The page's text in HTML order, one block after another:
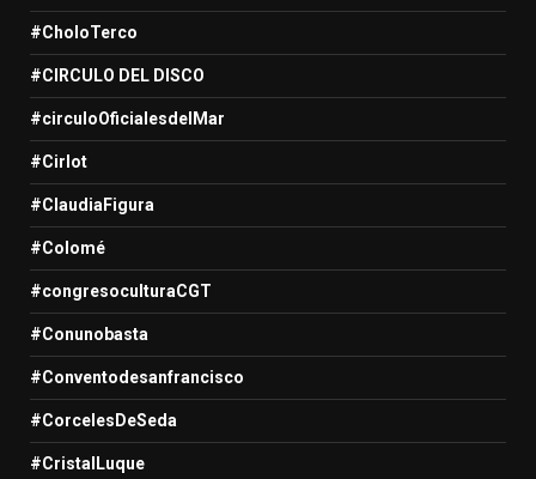
#CholoTerco
#CIRCULO DEL DISCO
#circuloOficialesdelMar
#Cirlot
#ClaudiaFigura
#Colomé
#congresoculturaCGT
#Conunobasta
#Conventodesanfrancisco
#CorcelesDeSeda
#CristalLuque